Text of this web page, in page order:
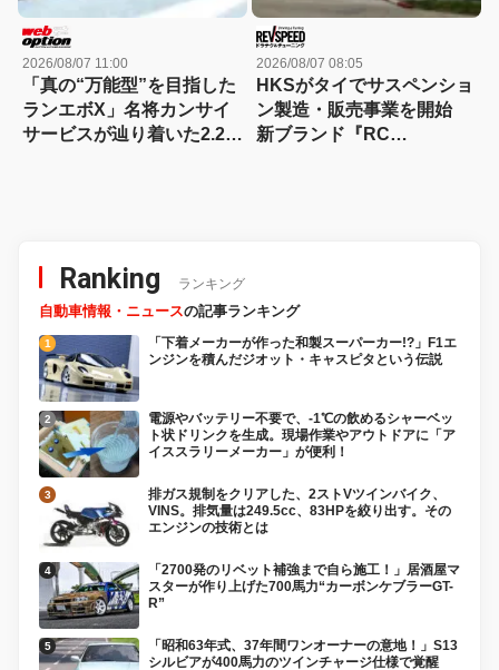
2026/08/07 11:00
「真の“万能型”を目指した
ランエボX」名将カンサイ
サービスが辿り着いた2.2L
2026/08/07 08:05
HKSがタイでサスペンショ
ン製造・販売事業を開始
新ブランド『RC
Ranking ランキング
自動車情報・ニュースの記事ランキング
「下着メーカーが作った和製スーパーカー!?」F1エ
ンジンを積んだジオット・キャスピタという伝説
電源やバッテリー不要で、-1℃の飲めるシャーベッ
ト状ドリンクを生成。現場作業やアウトドアに「ア
イススラリーメーカー」が便利！
排ガス規制をクリアした、2ストVツインバイク、
VINS。排気量は249.5cc、83HPを絞り出す。その
エンジンの技術とは
「2700発のリベット補強まで自ら施工！」居酒屋マ
スターが作り上げた700馬力“カーボンケブラーGT-
R”
「昭和63年式、37年間ワンオーナーの意地！」S13
シルビアが400馬力のツインチャージ仕様で覚醒